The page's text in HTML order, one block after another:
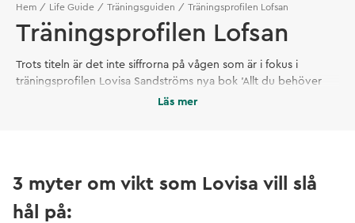
Hem Life Guide Träningsguiden Träningsprofilen Lofsan
Träningsprofilen Lofsan
Trots titeln är det inte siffrorna på vågen som är i fokus i
träningsprofilen Lovisa Sandströms nya bok 'Allt du behöver
veta om vikt'. I stället tar hon ett helhetsgrepp kring livsstil,
Läs mer
3 myter om vikt som Lovisa vill slå
hål på: